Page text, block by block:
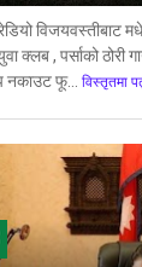
विजयवस्तीबाट
क्लब , पर्साको ठोरी
फू...
विस्तृतमा